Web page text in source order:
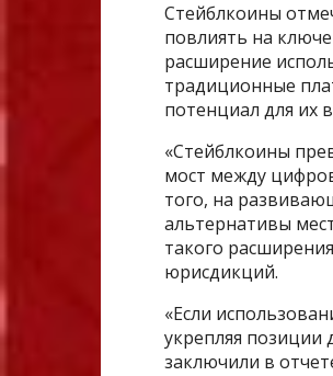
Стейблкоины
повлиять на
расширение
традиционные
потенциал для их
«Стейблкоины
мост между
того, на
альтернативы
такого
юрисдикций.
«Если
укрепляя позиции
заключили в